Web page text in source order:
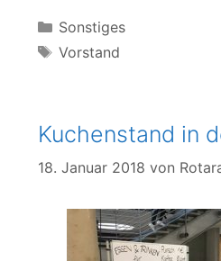
Kategorien
Sonstiges
Schlagwörter
Vorstand
Kuchenstand in
18. Januar 2018 von